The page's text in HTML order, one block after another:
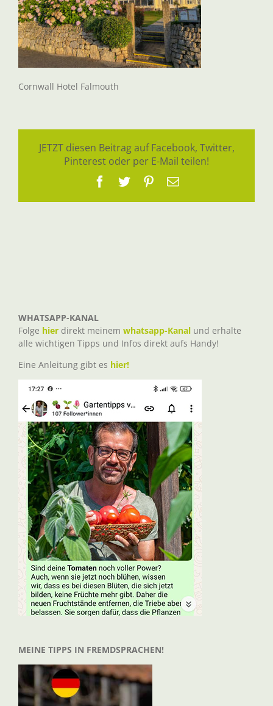
Cornwall Hotel Falmouth
JETZT diesen Beitrag auf Facebook, Twitter,
Pinterest oder per E-Mail teilen!
Facebook
TwitterPinterest
E-
WHATSAPP-KANAL
Folge hier direkt meinem whatsapp-Kanal und erhalte
alle wichtigen Tipps und Infos direkt aufs Handy!
Eine Anleitung gibt es hier!
MEINE TIPPS IN FREMDSPRACHEN!